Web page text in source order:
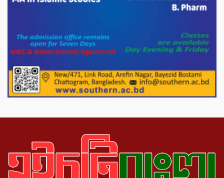
পাটগ্রামে জুলাই অভ্যুত্থান দিবস উপলক্ষে
পোরশায় গণঅভ্যুত্থান দিবসে শহিদ ও জুলাই
১১ দলীয় ঐক্য পোরশা উপজেলা শাখার